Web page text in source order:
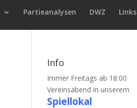
Partieanalysen DWZ Links
Info
Immer Freitags ab 18:00
Vereinsabend in unserem
Spiellokal